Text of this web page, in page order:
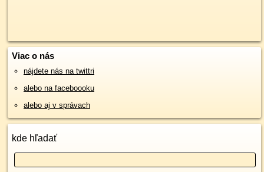
Viac o nás
nájdete nás na twittri
alebo na faceboooku
alebo aj v správach
kde hľadať